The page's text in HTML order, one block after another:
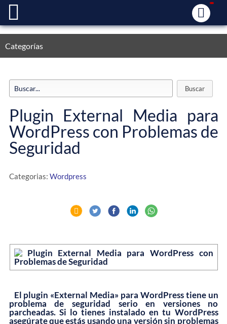
Categorías
Plugin External Media para
WordPress con Problemas de
Seguridad
Categorias: Wordpress
El plugin «External Media» para WordPress tiene un
problema de seguridad serio en versiones no
parcheadas. Si lo tienes instalado en tu WordPress
asegúrate que estás usando una versión sin problemas